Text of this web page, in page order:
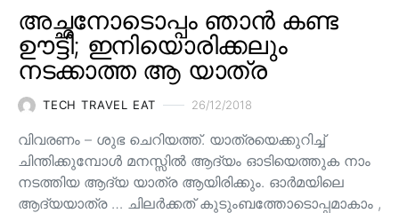
അച്ഛനോടൊപ്പം ഞാൻ കണ്ട
ഊട്ടി; ഇനിയൊരിക്കലും
നടക്കാത്ത ആ യാത്ര
TECH TRAVEL EAT 26/12/2018
വിവരണം – ശുഭ ചെറിയത്ത്. യാത്രയെക്കുറിച്ച്
ചിന്തിക്കുമ്പോൾ മനസ്സിൽ ആദ്യം ഓടിയെത്തുക നാം
നടത്തിയ ആദ്യ യാത്ര ആയിരിക്കും. ഓർമയിലെ
ആദ്യയാത്ര … ചിലർക്കത് കുടുംബത്തോടൊപ്പമാകാം ,